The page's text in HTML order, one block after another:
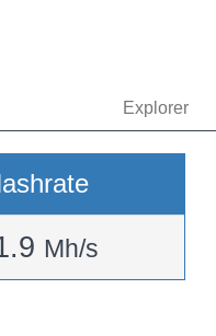
Explorer
Mh/s